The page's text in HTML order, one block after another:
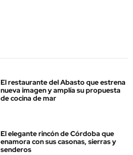
El restaurante del Abasto que estrena
nueva imagen y amplía su propuesta
de cocina de mar
El elegante rincón de Córdoba que
enamora con sus casonas, sierras y
senderos